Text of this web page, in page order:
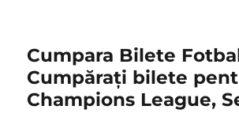
Cumpara Bilete
Cumpărați bilete
Champions League,